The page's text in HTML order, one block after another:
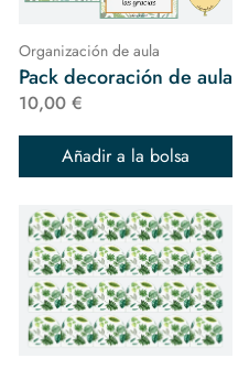
Organización de aula
Pack decoración de aula
10,00 €
Añadir a la bolsa